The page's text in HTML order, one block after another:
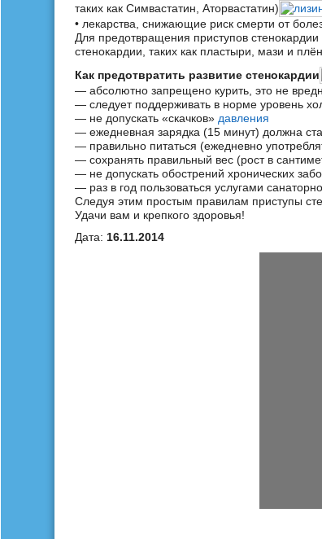
таких как Симвастатин, Аторвастатин)
• лекарства, снижающие риск смерти от
Для предотвращения приступов
стенокардии, таких как пластыри, мази и
Как предотвратить развитие стенокардии
— абсолютно запрещено курить, это не
— следует поддерживать в норме уровень
— не допускать «скачков» давления
— ежедневная зарядка (15 минут) должна
— правильно питаться (ежедневно
— сохранять правильный вес (рост в
— не допускать обострений хронических
— раз в год пользоваться услугами
Следуя этим простым правилам приступы
Удачи вам и крепкого здоровья!
Дата: 16.11.2014